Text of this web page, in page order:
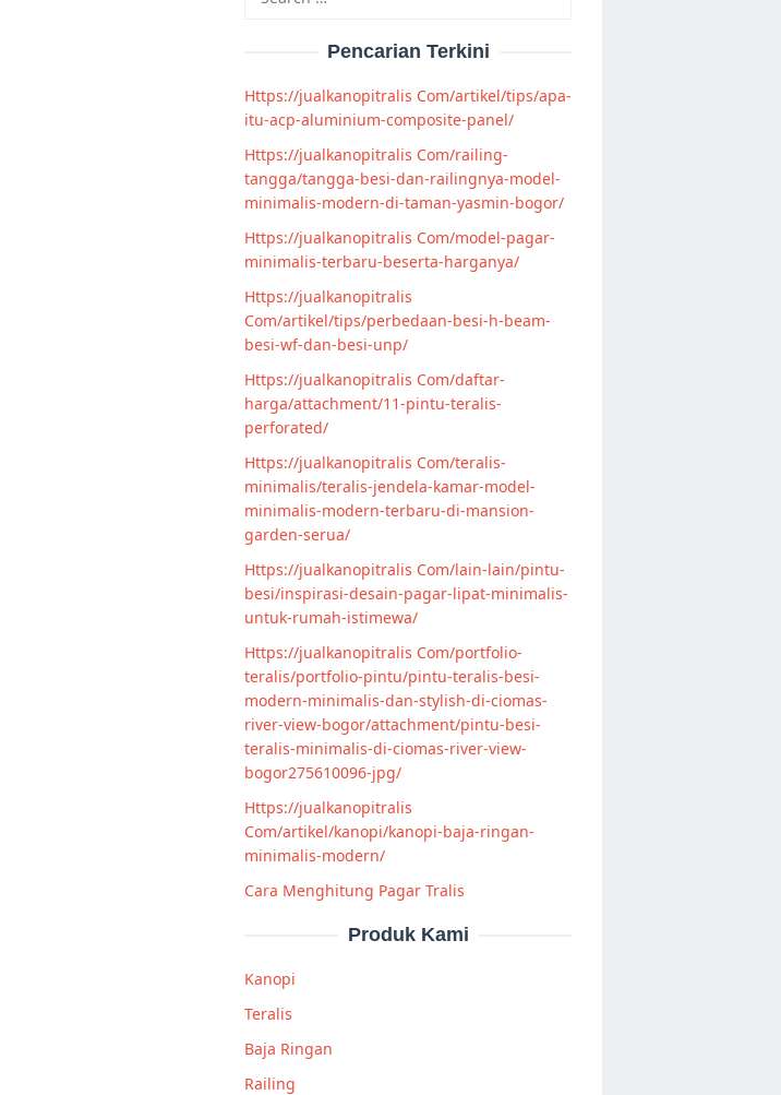
for:
Pencarian Terkini
Https://jualkanopitralis Com/artikel/tips/apa-
itu-acp-aluminium-composite-panel/
Https://jualkanopitralis Com/railing-
tangga/tangga-besi-dan-railingnya-model-
minimalis-modern-di-taman-yasmin-bogor/
Https://jualkanopitralis Com/model-pagar-
minimalis-terbaru-beserta-harganya/
Https://jualkanopitralis
Com/artikel/tips/perbedaan-besi-h-beam-
besi-wf-dan-besi-unp/
Https://jualkanopitralis Com/daftar-
harga/attachment/11-pintu-teralis-
perforated/
Https://jualkanopitralis Com/teralis-
minimalis/teralis-jendela-kamar-model-
minimalis-modern-terbaru-di-mansion-
garden-serua/
Https://jualkanopitralis Com/lain-lain/pintu-
besi/inspirasi-desain-pagar-lipat-minimalis-
untuk-rumah-istimewa/
Https://jualkanopitralis Com/portfolio-
teralis/portfolio-pintu/pintu-teralis-besi-
modern-minimalis-dan-stylish-di-ciomas-
river-view-bogor/attachment/pintu-besi-
teralis-minimalis-di-ciomas-river-view-
bogor275610096-jpg/
Https://jualkanopitralis
Com/artikel/kanopi/kanopi-baja-ringan-
minimalis-modern/
Cara Menghitung Pagar Tralis
Produk Kami
Kanopi
Teralis
Baja Ringan
Railing